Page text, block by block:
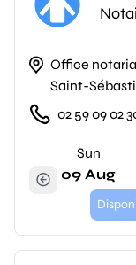
Office
Saint-
02 59 09 02
Sun
09 Aug